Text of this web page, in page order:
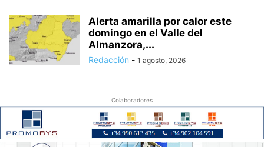
Alerta amarilla por calor este
domingo en el Valle del
Almanzora,...
Redacción - 1 agosto, 2026
Colaboradores